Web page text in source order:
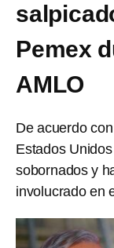
Pemex
AMLO
De acuerdo
Estados
sobornados y
involucrado en